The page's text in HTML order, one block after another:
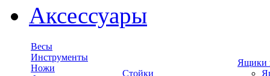
Аксессуары
Весы
Инструменты
Ножи
Стойки
Ящики